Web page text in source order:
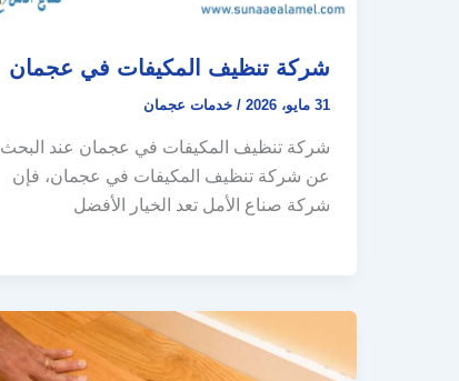
شركة تنظيف المكيفات في عجمان
31 مايو، 2026 / خدمات عجمان
شركة تنظيف المكيفات في عجمان عند البحث
عن شركة تنظيف المكيفات في عجمان، فإن
شركة صناع الأمل تعد الخيار الأفضل